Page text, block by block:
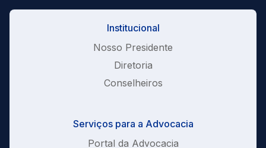
Institucional
Nosso Presidente
Diretoria
Conselheiros
Serviços para a Advocacia
Portal da Advocacia